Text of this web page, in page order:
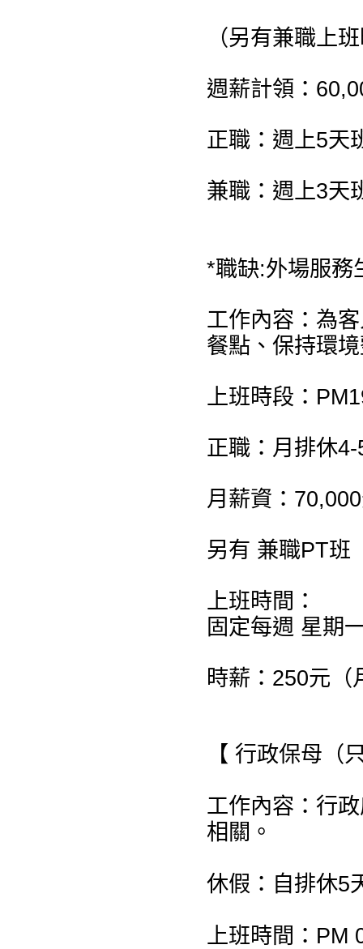
（另有兼職上
週薪計領：
正職：週上5天
兼職：週上3天
*職缺:外場服務
工作內容：為
餐點、保持環
上班時段：
正職：月排休
月薪資：
另有 兼職PT班
上班時間：
固定每週 星期
時薪：250元（
【 行政保母（
工作內容：行
相關。
休假：自排休5
上班時間：PM